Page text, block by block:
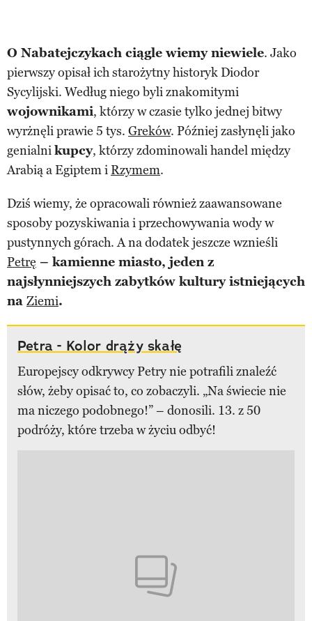
O Nabatejczykach ciągle wiemy niewiele. Jako
pierwszy opisał ich starożytny historyk Diodor
Sycylijski. Według niego byli znakomitymi
wojownikami, którzy w czasie tylko jednej bitwy
wyrżnęli prawie 5 tys. Greków. Później zasłynęli jako
genialnikupcy, którzy zdominowali handel między
Arabią a Egiptem i Rzymem.
Dziś wiemy, że opracowali również zaawansowane
sposoby pozyskiwania i przechowywania wody w
pustynnych górach. A na dodatek jeszcze wznieśli
Petrę – kamienne miasto, jeden z
najsłynniejszych zabytków kultury istniejących
na Ziemi.
Petra - Kolor drąży skałę
Europejscy odkrywcy Petry nie potrafili znaleźć
słów, żeby opisać to, co zobaczyli. „Na świecie nie
ma niczego podobnego!” – donosili. 13. z 50
podróży, które trzeba w życiu odbyć!